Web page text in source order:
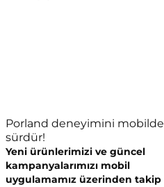
Porland deneyimini mobilde
sürdür!
Yeni ürünlerimizi ve güncel
kampanyalarımızı mobil
uygulamamız üzerinden takip